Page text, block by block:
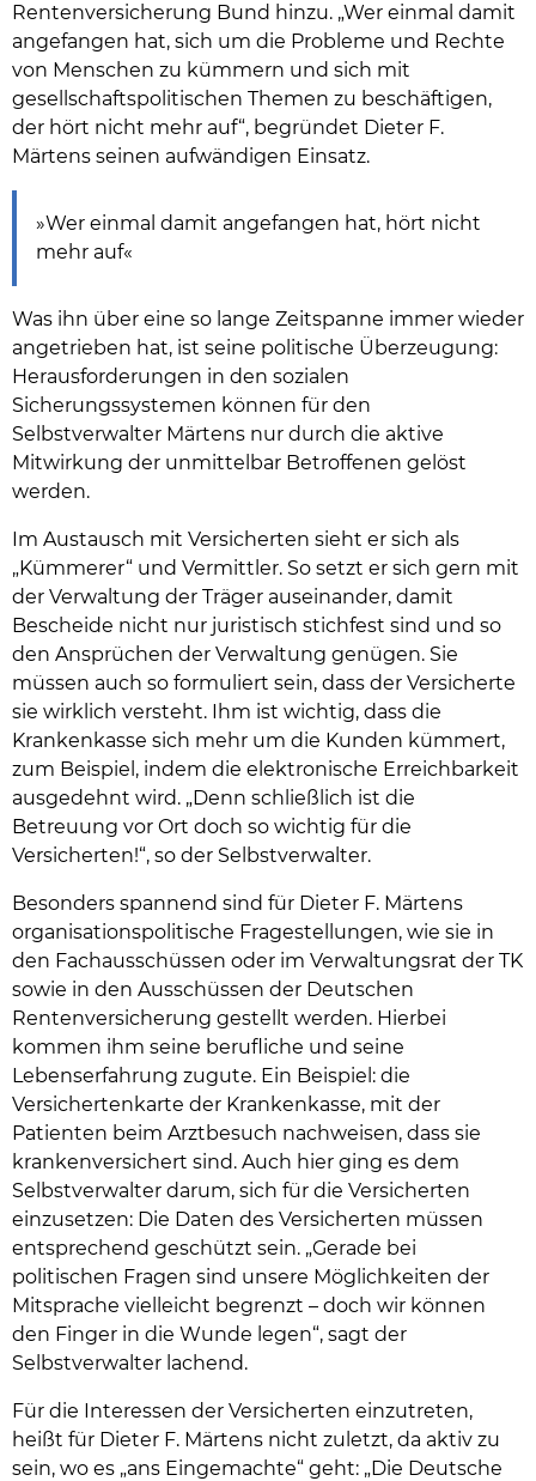
Rentenversicherung Bund hinzu. „Wer einmal damit
angefangen hat, sich um die Probleme und Rechte
von Menschen zu kümmern und sich mit
gesellschaftspolitischen Themen zu beschäftigen,
der hört nicht mehr auf“, begründet Dieter F.
Märtens seinen aufwändigen Einsatz.
»Wer einmal damit angefangen hat, hört nicht
mehr auf«
Was ihn über eine so lange Zeitspanne immer wieder
angetrieben hat, ist seine politische Überzeugung:
Herausforderungen in den sozialen
Sicherungssystemen können für den
Selbstverwalter Märtens nur durch die aktive
Mitwirkung der unmittelbar Betroffenen gelöst
werden.
Im Austausch mit Versicherten sieht er sich als
„Kümmerer“ und Vermittler. So setzt er sich gern mit
der Verwaltung der Träger auseinander, damit
Bescheide nicht nur juristisch stichfest sind und so
den Ansprüchen der Verwaltung genügen. Sie
müssen auch so formuliert sein, dass der Versicherte
sie wirklich versteht. Ihm ist wichtig, dass die
Krankenkasse sich mehr um die Kunden kümmert,
zum Beispiel, indem die elektronische Erreichbarkeit
ausgedehnt wird. „Denn schließlich ist die
Betreuung vor Ort doch so wichtig für die
Versicherten!“, so der Selbstverwalter.
Besonders spannend sind für Dieter F. Märtens
organisationspolitische Fragestellungen, wie sie in
den Fachausschüssen oder im Verwaltungsrat der TK
sowie in den Ausschüssen der Deutschen
Rentenversicherung gestellt werden. Hierbei
kommen ihm seine berufliche und seine
Lebenserfahrung zugute. Ein Beispiel: die
Versichertenkarte der Krankenkasse, mit der
Patienten beim Arztbesuch nachweisen, dass sie
krankenversichert sind. Auch hier ging es dem
Selbstverwalter darum, sich für die Versicherten
einzusetzen: Die Daten des Versicherten müssen
entsprechend geschützt sein. „Gerade bei
politischen Fragen sind unsere Möglichkeiten der
Mitsprache vielleicht begrenzt – doch wir können
den Finger in die Wunde legen“, sagt der
Selbstverwalter lachend.
Für die Interessen der Versicherten einzutreten,
heißt für Dieter F. Märtens nicht zuletzt, da aktiv zu
sein, wo es „ans Eingemachte“ geht: „Die Deutsche